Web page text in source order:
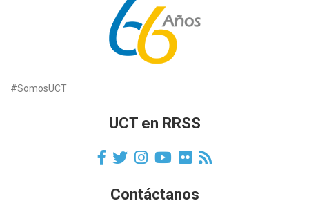
#SomosUCT
UCT en RRSS
Contáctanos